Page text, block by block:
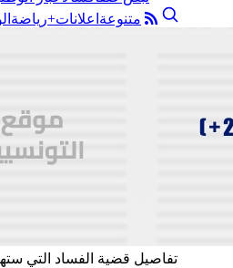
متنوعة اعلانات+رياضة